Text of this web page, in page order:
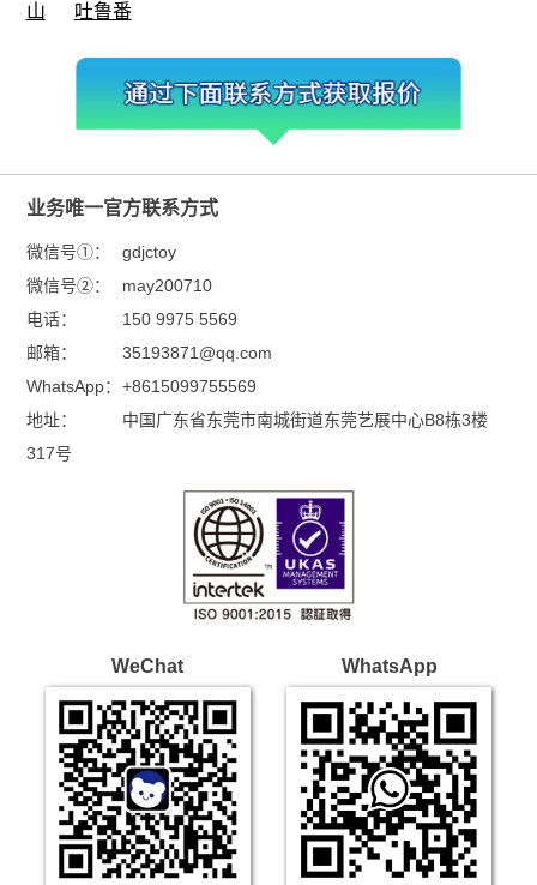
山
吐鲁番
业务唯一官方联系方式
微信号①：
gdjctoy
微信号②：
may200710
电话：
150 9975 5569
邮箱：
35193871@qq.com
WhatsApp： +8615099755569
地址：
中国广东省东莞市南城街道东莞艺展中心B8栋3楼
317号
WeChat WhatsApp